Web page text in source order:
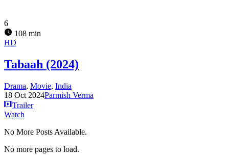
6
108 min
HD
Tabaah (2024)
Drama, Movie, India
18 Oct 2024Parmish Verma
Trailer
Watch
No More Posts Available.
No more pages to load.